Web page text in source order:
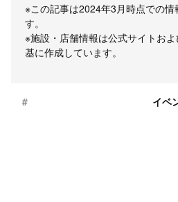
※この記事は2024年3月時点での情
す。
※施設・店舗情報は公式サイトお
基に作成しています。
# イベ